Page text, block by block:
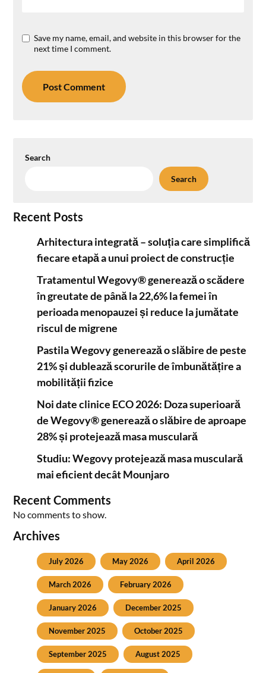
Save my name, email, and website in this browser for the
next time I comment.
Search
Search
Recent Posts
Arhitectura integrată – soluția care simplifică
fiecare etapă a unui proiect de construcție
Tratamentul Wegovy® generează o scădere
în greutate de până la 22,6% la femei în
perioada menopauzei și reduce la jumătate
riscul de migrene
Pastila Wegovy generează o slăbire de peste
21% și dublează scorurile de îmbunătățire a
mobilității fizice
Noi date clinice ECO 2026: Doza superioară
de Wegovy® generează o slăbire de aproape
28% și protejează masa musculară
Studiu: Wegovy protejează masa musculară
mai eficient decât Mounjaro
Recent Comments
No comments to show.
Archives
July 2026 May 2026 April 2026
March 2026 February 2026
January 2026 December 2025
November 2025 October 2025
September 2025 August 2025